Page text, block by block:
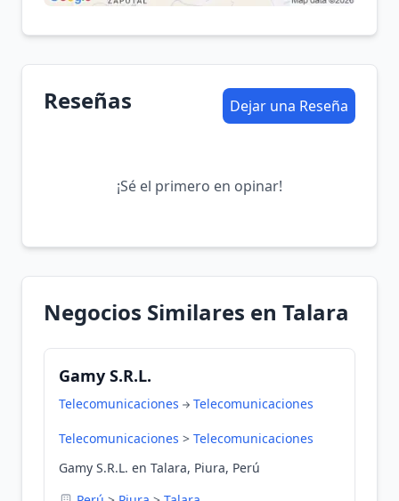
Reseñas Dejar una Reseña
¡Sé el primero en opinar!
Negocios Similares en Talara
Gamy S.R.L.
Telecomunicaciones Telecomunicaciones
Telecomunicaciones > Telecomunicaciones
Gamy S.R.L. en Talara, Piura, Perú